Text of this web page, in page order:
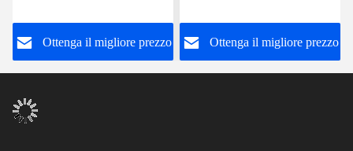
Ottenga il migliore prezzo
cortocircuito 85%
Efficienza US/EU/UK/AU
Plug 2A Output
Ottenga il migliore prezzo